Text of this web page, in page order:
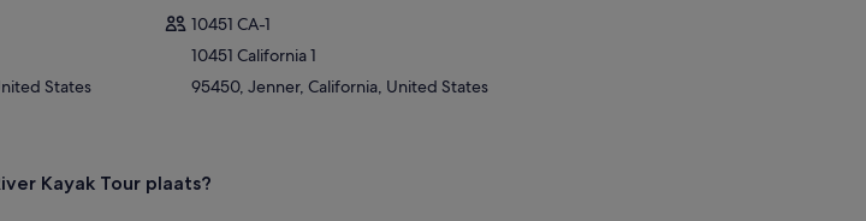
States
10451 CA-1
10451 California 1
95450, Jenner, California, United States
Kayak Tour plaats?